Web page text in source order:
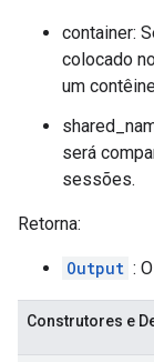
container:
colocado
um
será
sessões.
Retorna:
Output :
Construtores e